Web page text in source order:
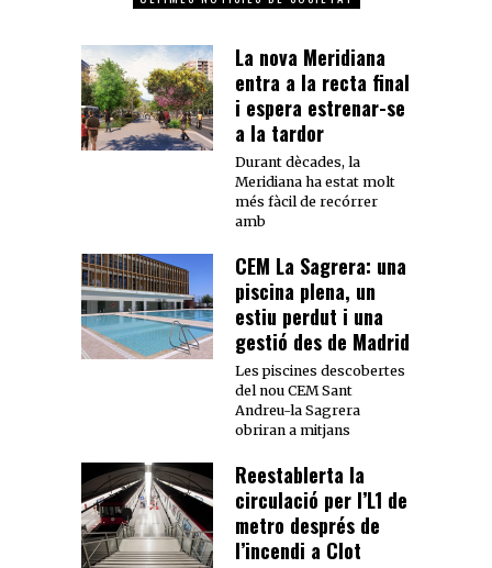
La nova Meridiana
entra a la recta final
i espera estrenar-se
a la tardor
Durant dècades, la
Meridiana ha estat molt
més fàcil de recórrer
amb
CEM La Sagrera: una
piscina plena, un
estiu perdut i una
gestió des de Madrid
Les piscines descobertes
del nou CEM Sant
Andreu-la Sagrera
obriran a mitjans
Reestablerta la
circulació per l’L1 de
metro després de
l’incendi a Clot